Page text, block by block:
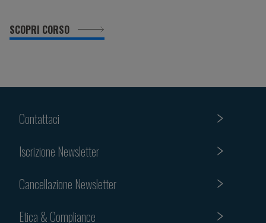
SCOPRI CORSO
Contattaci
Iscrizione Newsletter
Cancellazione Newsletter
Etica & Compliance